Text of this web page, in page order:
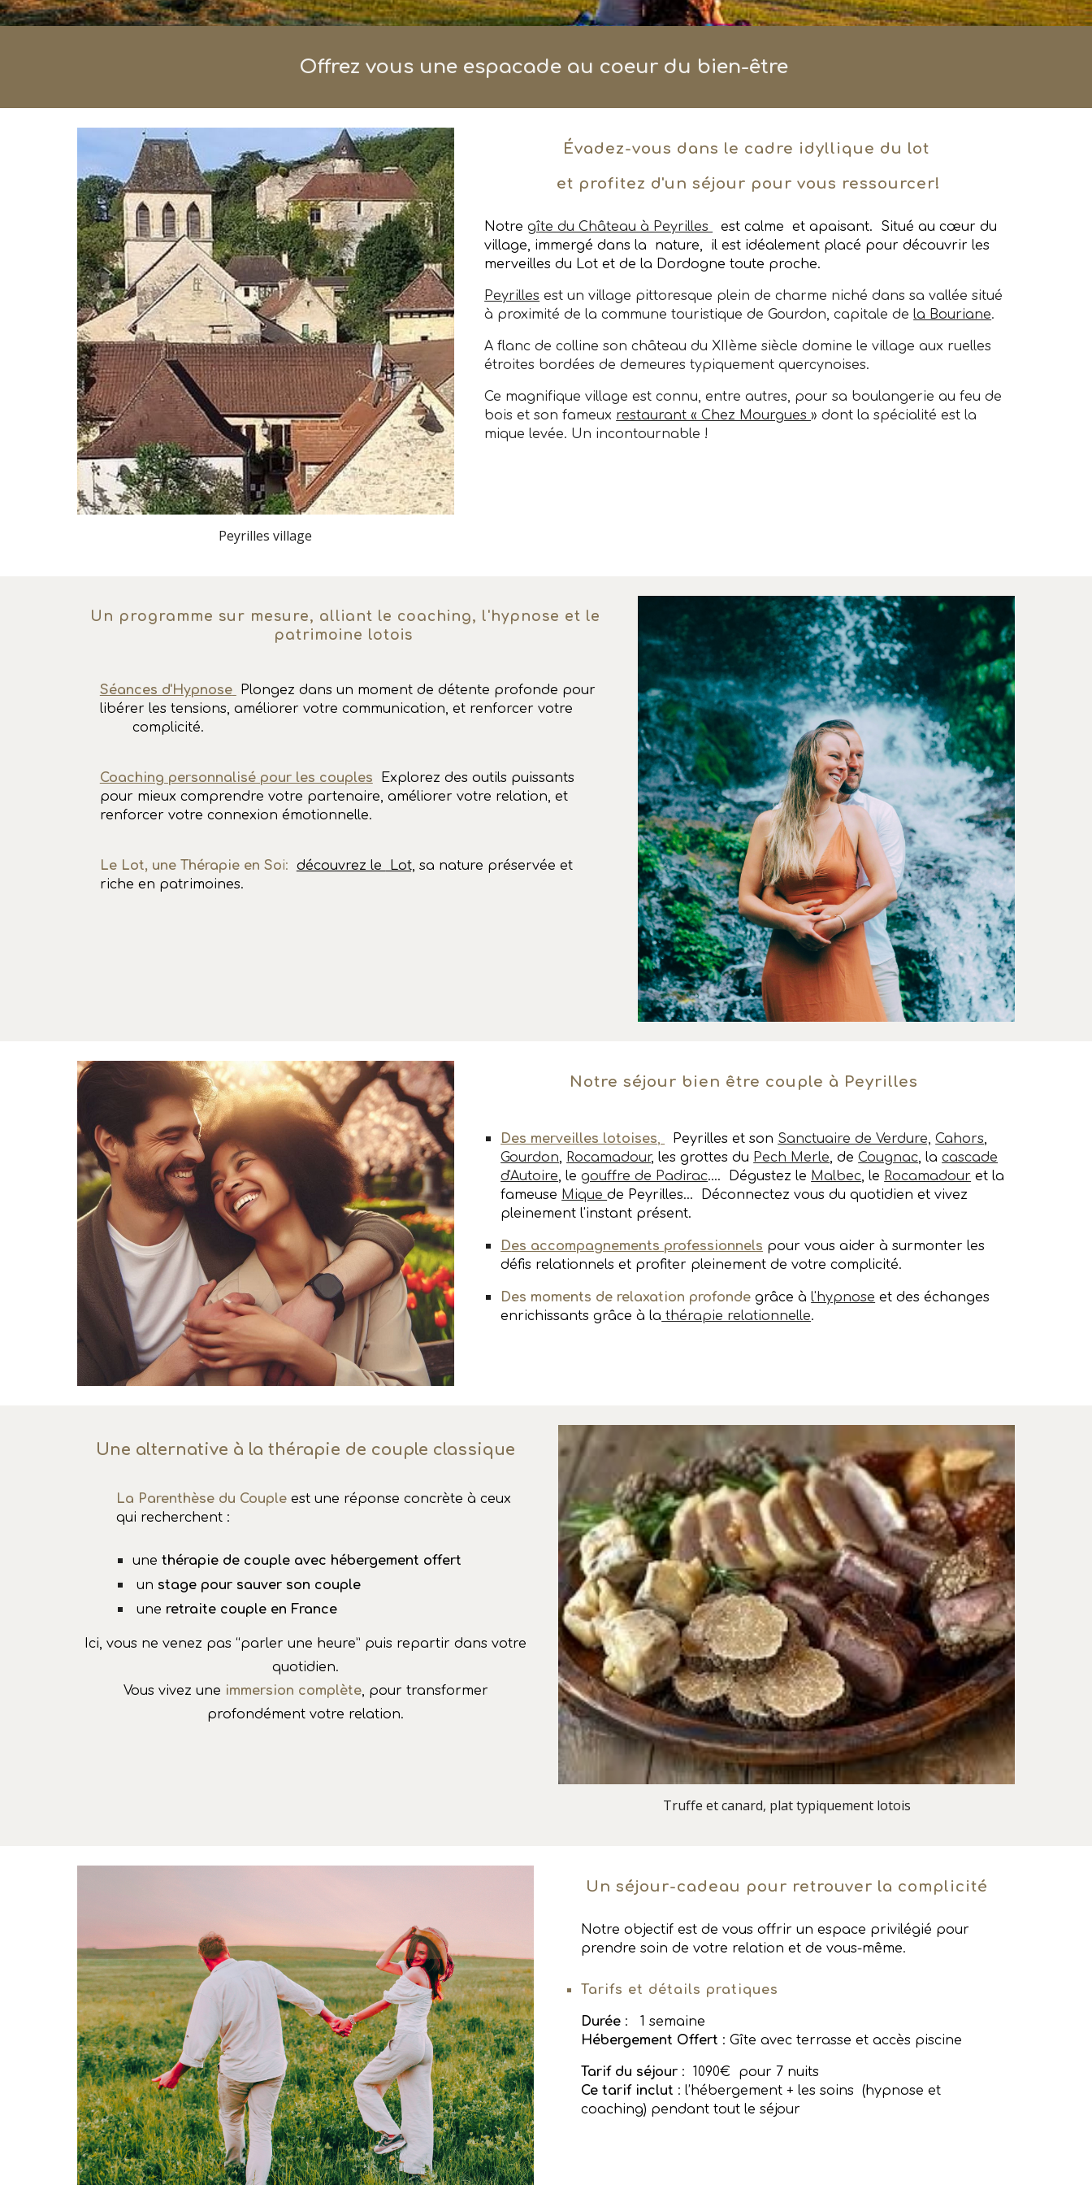
Offrez vous une espacade au coeur du bien-être
Peyrilles village
Évadez-vous dans le cadre idyllique du lot
et profitez d'un séjour pour vous ressourcer!
Notregîte du Château à Peyrilles est calme et apaisant. Situé au cœur du
village, immergé dans la
nature, il est idéalement placé pourdécouvrir les
merveilles du Lot et de la Dordogne toute proche.
Peyrilles est un village pittoresque plein de charme niché dans sa vallée situé
à proximité de la commune touristique de Gourdon, capitale dela Bouriane.
A flanc de colline son château du XIIème siècle domine le village aux ruelles
étroites bordées de demeures typiquement quercynoises.
Ce magnifique village est connu, entre autres, pour sa boulangerie au feu de
bois et son fameux restaurant « Chez Mourgues» dont la spécialité est la
mique levée. Un incontournable !
Un programme sur mesure, alliant le coaching, l'hypnose et le
patrimoine lotois
Séances d'Hypnose
Plongez dans un moment de détente profonde pour
libérer les tensions, améliorer votre communication, et renforcer votre
complicité.
Coaching personnalisé pour les couples Explorez des outils puissants
pour mieux comprendre votre partenaire, améliorer votre relation, et
renforcer votre connexion émotionnelle.
Le Lot, une Thérapie en Soi: découvrez le Lot, sa nature préservée et
riche en patrimoines.
Notreséjour bien être couple à Peyrilles
Des merveilles lotoises, Peyrilles et son Sanctuaire de Verdure, Cahors,
Gourdon, Rocamadour, les grottes du Pech Merle, deCougnac, lacascade
d'Autoire, legouffre de Padirac.... Dégustez le Malbec, le Rocamadour et la
fameuse Miquede Peyrilles... Déconnectez vous du quotidien et vivez
pleinement l'instant présent.
Des accompagnements professionnels pour vous aider à surmonter les
défis relationnels et profiter pleinement de votre complicité.
Des moments de relaxation profonde grâce àl'hypnose et des échanges
enrichissants grâceà la thérapie relationnelle.
Une alternative à la thérapie de couple classique
La Parenthèse du Couple est une réponse concrète à ceux
qui recherchent :
une thérapie de couple avec hébergement offert
un stage pour sauver son couple
une retraite couple en France
Ici, vous ne venez pas “parler une heure” puis repartir dans votre
quotidien.
Vous vivez une immersion complète, pour transformer
profondément votre relation.
Truffe et canard, plat typiquement lotois
Un séjour-cadeau pour retrouver la complicité
Notre objectif est de vous offrir un espace privilégié pour
prendre soin de votre relation et de vous-même.
Tarifs et détails pratiques
Durée: 1 semaine
Hébergement Offert : Gîte avec terrasse et accès piscine
Tarif du séjour: 1090€ pour 7 nuits
Ce tarif inclut : l’hébergement + les soins (hypnose et
coaching) pendant tout le séjour